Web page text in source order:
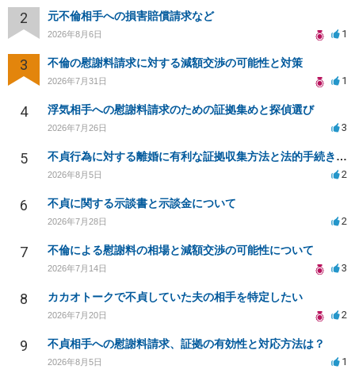
2 元不倫相手への損害賠償請求など
2026年8月6日 1
3 不倫の慰謝料請求に対する減額交渉の可能性と対策
2026年7月31日 1
4 浮気相手への慰謝料請求のための証拠集めと探偵選び
2026年7月26日 3
5 不貞行為に対する離婚に有利な証拠収集方法と法的手続きについて
2026年8月5日 2
6 不貞に関する示談書と示談金について
2026年7月28日 2
7 不倫による慰謝料の相場と減額交渉の可能性について
2026年7月14日 3
8 カカオトークで不貞していた夫の相手を特定したい
2026年7月20日 2
9 不貞相手への慰謝料請求、証拠の有効性と対応方法は？
2026年8月5日 1